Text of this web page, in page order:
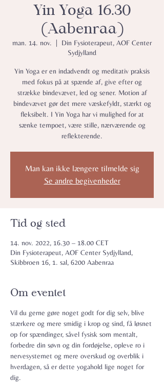
Yin Yoga 16.30
(Aabenraa)
man. 14. nov.
Din Fysioterapeut, AOF Center
Sydjylland
Yin Yoga er en indadvendt og meditativ praksis
med fokus på at spænde af, give efter og
strække bindevævet, led og sener. Motion af
bindevævet gør det mere væskefyldt, stærkt og
fleksibelt. I Yin Yoga har vi mulighed for at
sænke tempoet, være stille, nærværende og
reflekterende.
Man kan ikke længere tilmelde sig
Se andre begivenheder
Tid og sted
14. nov. 2022, 16.30 – 18.00 CET
Din Fysioterapeut, AOF Center Sydjylland,
Skibbroen 16, 1. sal, 6200 Aabenraa
Om eventet
Vil du gerne gøre noget godt for dig selv, blive
stærkere og mere smidig i krop og sind, få løsnet
op for spændinger, såvel fysisk som mentalt,
forbedre din søvn og din fordøjelse, opleve ro i
nervesystemet og mere overskud og overblik i
hverdagen, så er dette yogahold lige noget for
dig.